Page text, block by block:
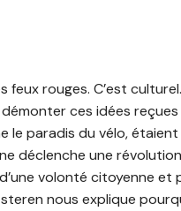
feux rouges. C’est
ces idées
le paradis du vélo,
déclenche une
volonté citoyenne et
nous explique